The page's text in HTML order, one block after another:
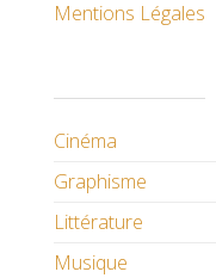
Mentions Légales
Cinéma
Graphisme
Littérature
Musique